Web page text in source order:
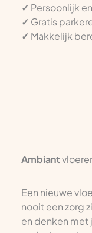
✓ Persoonlijk
✓ Gratis
✓ Makkelijk
Ambiant
Een nieuwe
nooit een zorg
en denken met